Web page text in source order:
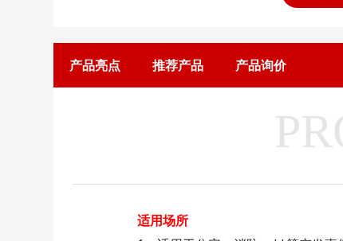
产品亮点 推荐产品 产品询价
适用场所